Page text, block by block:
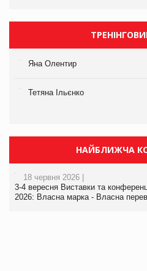
Яна Олентир
Тетяна Ільєнко
НАЙБЛИЖЧА
18 червня 2026 |
3-4 вересня Виставки та
2026: Власна марка - Власна